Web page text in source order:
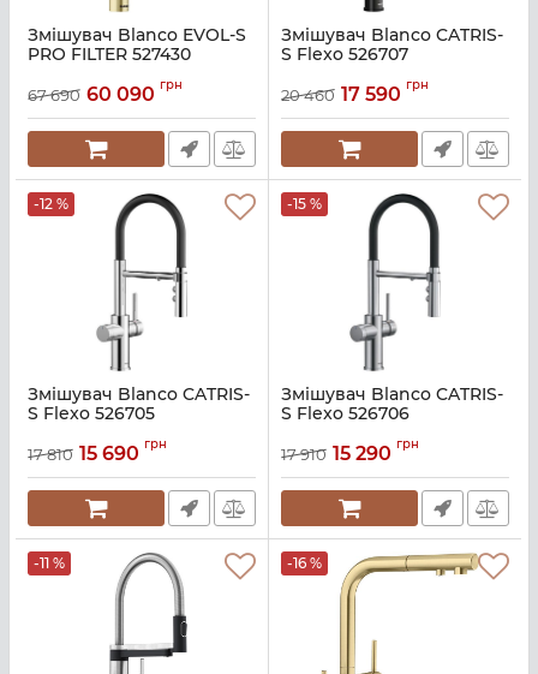
Змішувач Blanco EVOL-S
PRO FILTER 527430
67 690 60 090 грн
Змішувач Blanco CATRIS-
S Flexo 526707
20 460 17 590 грн
-12 %
Змішувач Blanco CATRIS-
S Flexo 526705
17 810 15 690 грн
-15 %
Змішувач Blanco CATRIS-
S Flexo 526706
17 910 15 290 грн
-11 % -16 %